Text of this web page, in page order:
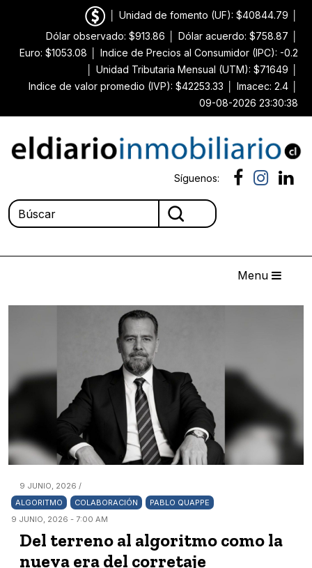
Unidad de fomento (UF): $40844.79
Dólar observado: $913.86
Dólar acuerdo: $758.87
Euro: $1053.08
Indice de Precios al Consumidor (IPC): -0.2
Unidad Tributaria Mensual (UTM): $71649
Indice de valor promedio (IVP): $42253.33
Imacec: 2.4
09-08-2026 23:30:38
Síguenos:
Menu
9 JUNIO, 2026 /
ALGORITMO
COLABORACIÓN
PABLO QUAPPE
9 JUNIO, 2026 - 7:00 AM
Del terreno al algoritmo como la
nueva era del corretaje